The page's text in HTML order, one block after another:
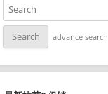
advance search